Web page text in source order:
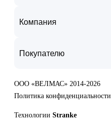
Компания
Покупателю
ООО «ВЕЛМАС» 2014-2026
Политика конфиденциальности
Технологии Stranke